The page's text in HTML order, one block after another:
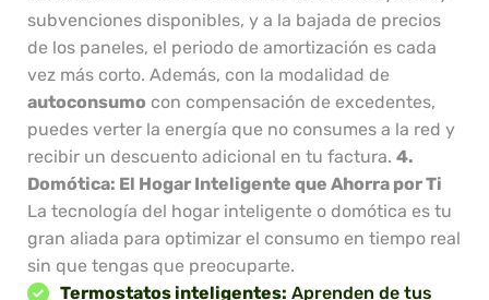
subvenciones disponibles, y a la bajada de precios
de los paneles, el periodo de amortización es cada
vez más corto. Además, con la modalidad de
autoconsumo con compensación de excedentes,
puedes verter la energía que no consumes a la red y
recibir un descuento adicional en tu factura. 4.
Domótica: El Hogar Inteligente que Ahorra por Ti
La tecnología del hogar inteligente o domótica es tu
gran aliada para optimizar el consumo en tiempo real
sin que tengas que preocuparte.
Termostatos inteligentes: Aprenden de tus